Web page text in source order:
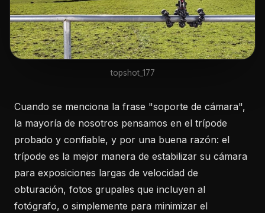
topshot_177
Cuando se menciona la frase "soporte de cámara",
la mayoría de nosotros pensamos en el trípode
probado y confiable, y por una buena razón: el
trípode es la mejor manera de estabilizar su cámara
para exposiciones largas de velocidad de
obturación, fotos grupales que incluyen al
fotógrafo, o simplemente para minimizar el